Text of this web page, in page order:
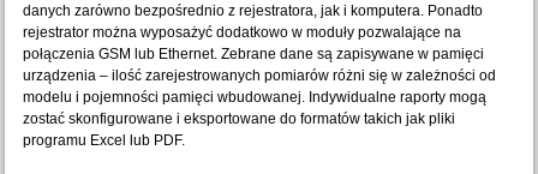
danych zarówno bezpośrednio z rejestratora, jak i komputera. Ponadto
rejestrator można wyposażyć dodatkowo w moduły pozwalające na
połączenia GSM lub Ethernet. Zebrane dane są zapisywane w pamięci
urządzenia – ilość zarejestrowanych pomiarów różni się w zależności od
modelu i pojemności pamięci wbudowanej. Indywidualne raporty mogą
zostać skonfigurowane i eksportowane do formatów takich jak pliki
programu Excel lub PDF.